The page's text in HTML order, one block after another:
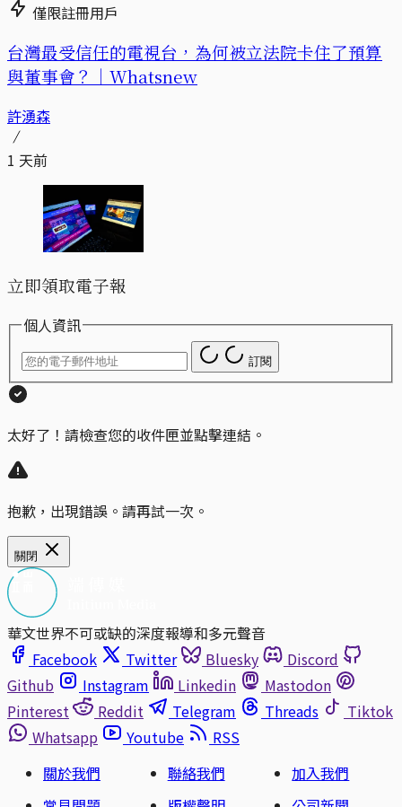
僅限註冊用戶
台灣最受信任的電視台，為何被立法院卡住了預算
與董事會？｜Whatsnew
許湧森
1 天前
立即領取電子報
個人資訊
訂閱
太好了！請檢查您的收件匣並點擊連結。
抱歉，出現錯誤。請再試一次。
關閉
華文世界不可或缺的深度報導和多元聲音
Facebook
Twitter Bluesky
Discord
Github
Instagram Linkedin
Mastodon
Pinterest
Reddit Telegram Threads
Tiktok
Whatsapp
Youtube
RSS
關於我們
聯絡我們
加入我們